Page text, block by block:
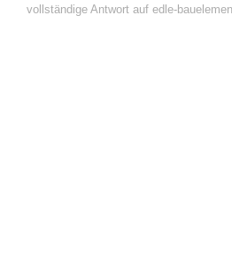
vollständige Antwort auf edle-